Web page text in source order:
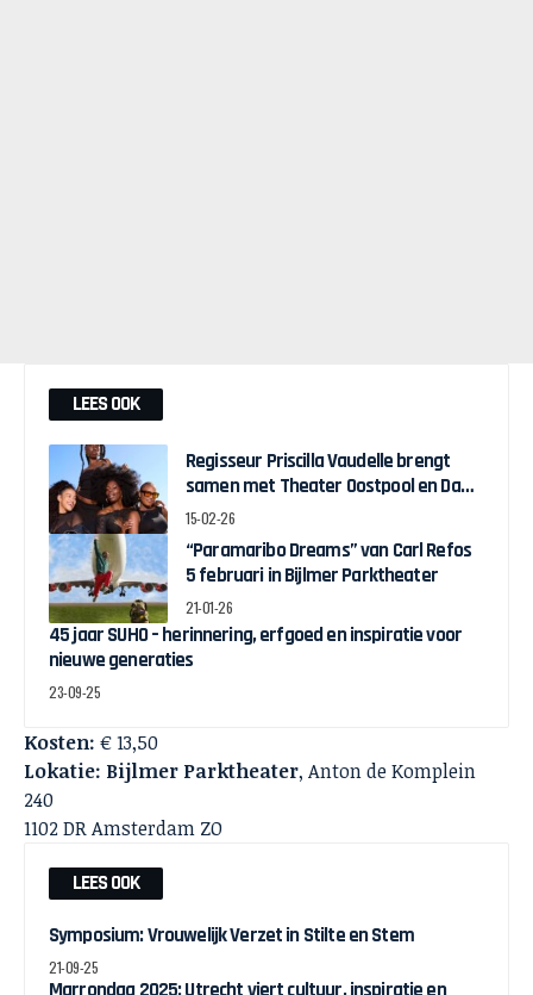
LEES OOK
Regisseur Priscilla Vaudelle brengt
samen met Theater Oostpool en Dawn
Collective BLACK JOY naar het theater
15-02-26
“Paramaribo Dreams” van Carl Refos
5 februari in Bijlmer Parktheater
21-01-26
45 jaar SUHO – herinnering, erfgoed en inspiratie voor
nieuwe generaties
23-09-25
Kosten: € 13,50
Lokatie: Bijlmer Parktheater, Anton de Komplein
240
1102 DR Amsterdam ZO
LEES OOK
Symposium: Vrouwelijk Verzet in Stilte en Stem
21-09-25